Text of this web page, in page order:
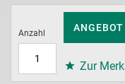
Anzahl
Zur